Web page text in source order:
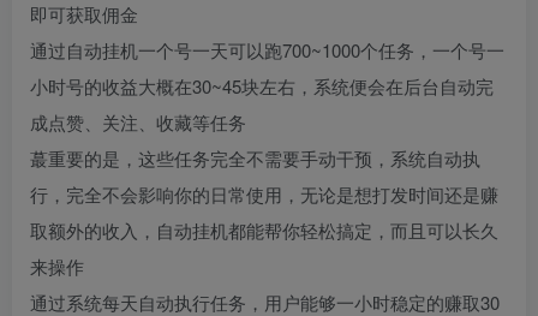
即可获取佣金
通过自动挂机一个号一天可以跑700~1000个任务，一个号一
小时号的收益大概在30~45块左右，系统便会在后台自动完
成点赞、关注、收藏等任务
蕞重要的是，这些任务完全不需要手动干预，系统自动执
行，完全不会影响你的日常使用，无论是想打发时间还是赚
取额外的收入，自动挂机都能帮你轻松搞定，而且可以长久
来操作
通过系统每天自动执行任务，用户能够一小时稳定的赚取30